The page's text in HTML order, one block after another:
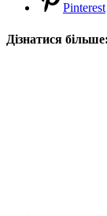
Pinterest
Дізнатися більше: